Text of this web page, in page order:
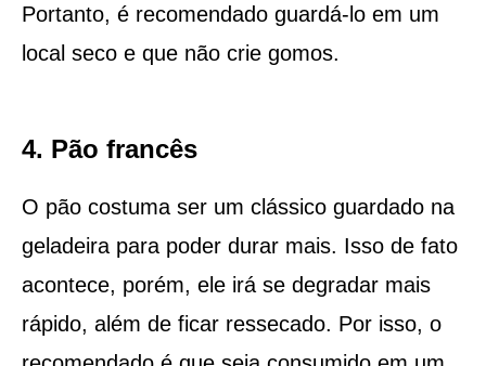
Portanto, é recomendado guardá-lo em um
local seco e que não crie gomos.
4. Pão francês
O pão costuma ser um clássico guardado na
geladeira para poder durar mais. Isso de fato
acontece, porém, ele irá se degradar mais
rápido, além de ficar ressecado. Por isso, o